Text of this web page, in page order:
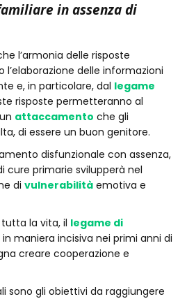
in assenza di
l’armonia delle risposte
delle informazioni
e, in particolare, dal legame
risposte permetteranno al
attaccamento che gli
di essere un buon genitore.
disfunzionale con assenza,
cure primarie svilupperà nel
di vulnerabilità emotiva e
la vita, il legame di
maniera incisiva nei primi anni di
creare cooperazione e
sono gli obiettivi da raggiungere